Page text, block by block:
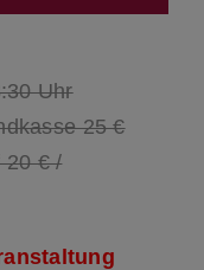
Uhr
25 €
20 € /